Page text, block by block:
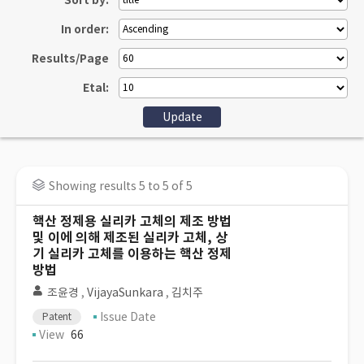
In order:
Results/Page
Etal:
Showing results 5 to 5 of 5
핵산 정제용 실리카 고체의 제조 방법
및 이에 의해 제조된 실리카 고체, 상
기 실리카 고체를 이용하는 핵산 정제
방법
조윤경 , VijayaSunkara , 김치주
Patent
Issue Date
View 66